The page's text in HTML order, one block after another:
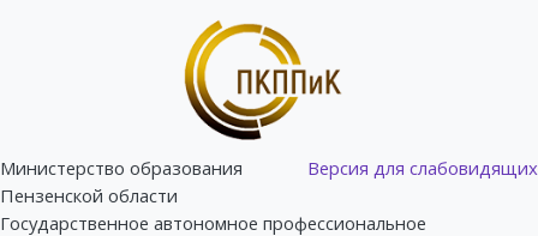
Версия для слабовидящих
Министерство образования
Пензенской области
Государственное автономное профессиональное